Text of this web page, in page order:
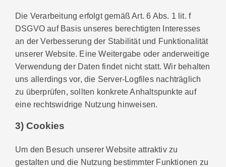
Die Verarbeitung erfolgt gemäß Art. 6 Abs. 1 lit. f
DSGVO auf Basis unseres berechtigten Interesses
an der Verbesserung der Stabilität und Funktionalität
unserer Website. Eine Weitergabe oder anderweitige
Verwendung der Daten findet nicht statt. Wir behalten
uns allerdings vor, die Server-Logfiles nachträglich
zu überprüfen, sollten konkrete Anhaltspunkte auf
eine rechtswidrige Nutzung hinweisen.
3) Cookies
Um den Besuch unserer Website attraktiv zu
gestalten und die Nutzung bestimmter Funktionen zu